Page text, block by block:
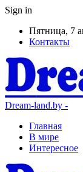
Sign in
Пятница, 7
Контакты
Dream-land.by -
Главная
В мире
Интересное